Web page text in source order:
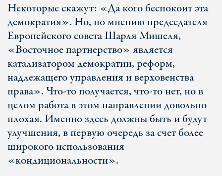
Некоторые скажут: «Да кого беспокоит эта
демократия». Но, по мнению председателя
Европейского совета Шарля Мишеля,
«Восточное партнерство» является
катализатором демократии, реформ,
надлежащего управления и верховенства
права». Что-то получается, что-то нет, но в
целом работа в этом направлении довольно
плохая. Именно здесь должны быть и будут
улучшения, в первую очередь за счет более
широкого использования
«кондициональности».